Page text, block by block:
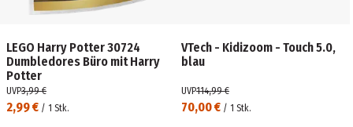
LEGO Harry Potter 30724
Dumbledores Büro mit Harry
Potter
2,99 € / 1 Stk.
UVP3,99 €
VTech - Kidizoom - Touch 5.0,
blau
70,00 € / 1 Stk.
UVP114,99 €